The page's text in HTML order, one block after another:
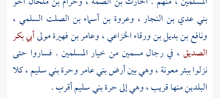
بني عدي بن النجار، وعروة بن أسماء بن الصلت السلمي ،
ونافع بن بديل بن ورقاء الخزاعي،وعامر بن فهيرةمولىأبي بكر
الصديق ، في رجال مسمين من خيار المسلمين . فساروا حتى
نزلواببئر معونة، وهي بين أرضبني عامروحرة بني سليم، كلا
البلدين منها قريب ، وهي إلىحرة بني سليمأقرب .